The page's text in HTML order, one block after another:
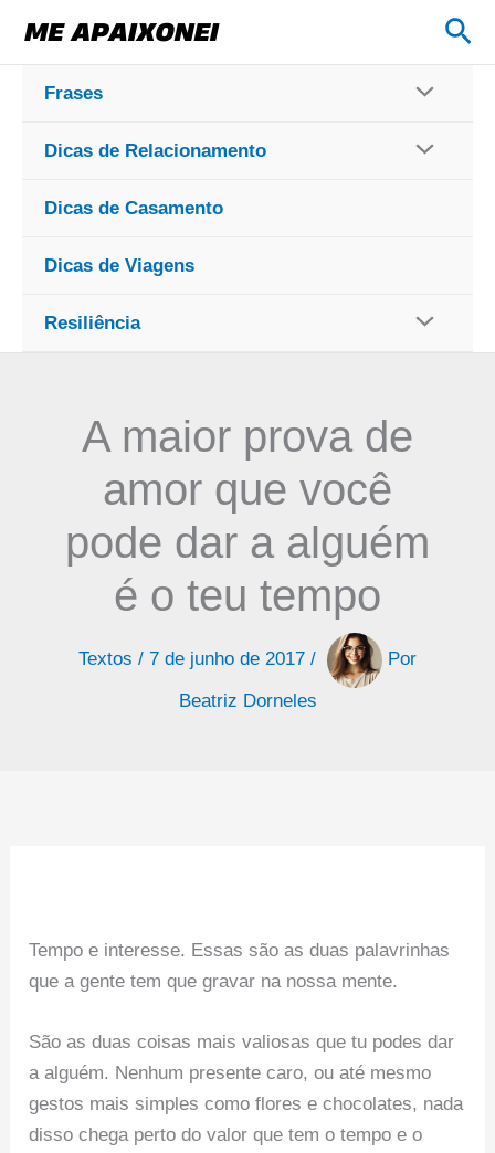
para
conteúdo
Frases
Dicas de Relacionamento
Dicas de Casamento
Dicas de Viagens
Resiliência
A maior prova de
amor que você
pode dar a alguém
é o teu tempo
Textos / 7 de junho de 2017 /
Por
Beatriz Dorneles
Tempo e interesse. Essas são as duas palavrinhas
que a gente tem que gravar na nossa mente.
São as duas coisas mais valiosas que tu podes dar
a alguém. Nenhum presente caro, ou até mesmo
gestos mais simples como flores e chocolates, nada
disso chega perto do valor que tem o tempo e o